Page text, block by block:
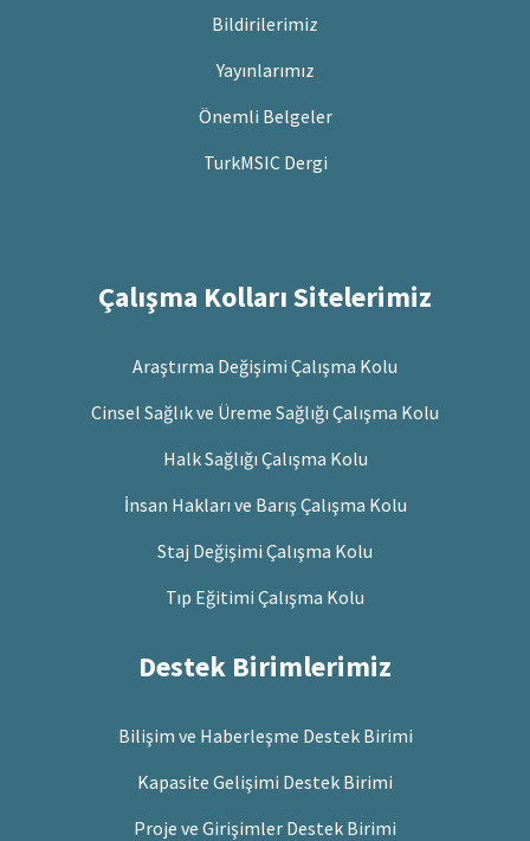
Bildirilerimiz
Yayınlarımız
Önemli Belgeler
TurkMSIC Dergi
Çalışma Kolları Sitelerimiz
Araştırma Değişimi Çalışma Kolu
Cinsel Sağlık ve Üreme Sağlığı Çalışma Kolu
Halk Sağlığı Çalışma Kolu
İnsan Hakları ve Barış Çalışma Kolu
Staj Değişimi Çalışma Kolu
Tıp Eğitimi Çalışma Kolu
Destek Birimlerimiz
Bilişim ve Haberleşme Destek Birimi
Kapasite Gelişimi Destek Birimi
Proje ve Girişimler Destek Birimi